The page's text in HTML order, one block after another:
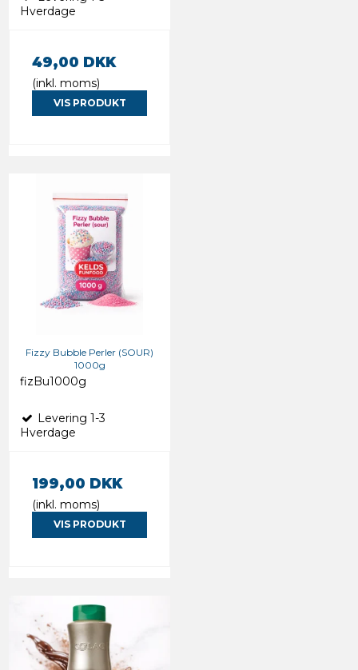
Hverdage
49,00 DKK
(inkl. moms)
VIS PRODUKT
Fizzy Bubble Perler (SOUR)
1000g
fizBu1000g
Levering 1-3
Hverdage
199,00 DKK
(inkl. moms)
VIS PRODUKT